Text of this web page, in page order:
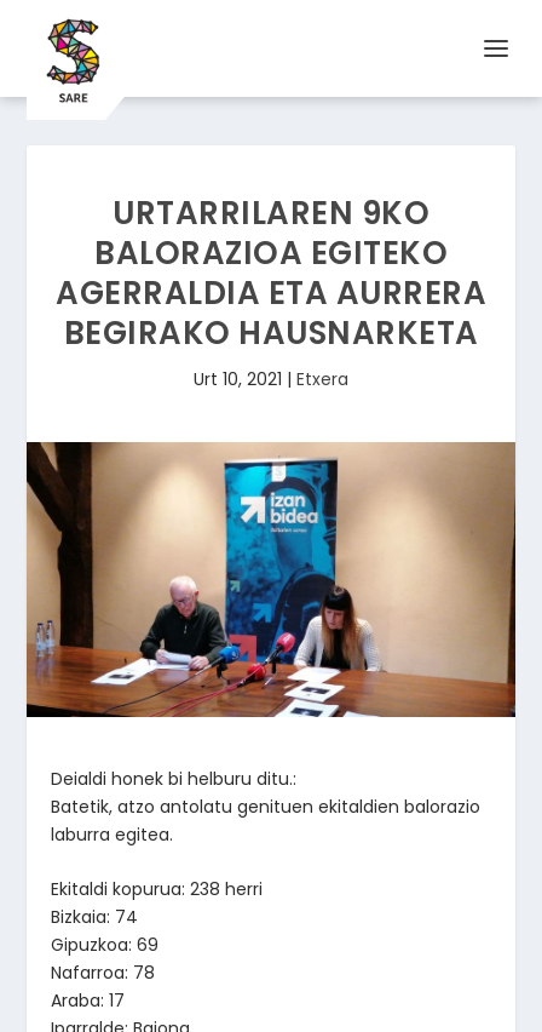
URTARRILAREN 9KO
BALORAZIOA EGITEKO
AGERRALDIA ETA AURRERA
BEGIRAKO HAUSNARKETA
Urt 10, 2021 | Etxera
Deialdi honek bi helburu ditu.:
Batetik, atzo antolatu genituen ekitaldien balorazio
laburra egitea.
Ekitaldi kopurua: 238 herri
Bizkaia: 74
Gipuzkoa: 69
Nafarroa: 78
Araba: 17